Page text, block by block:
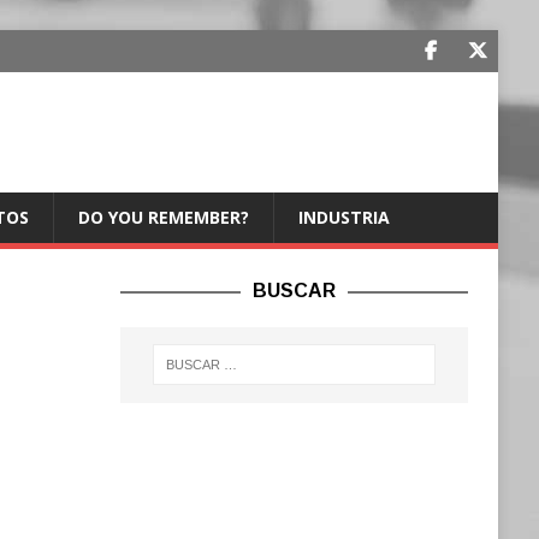
DO YOU REMEMBER? INDUSTRIA
BUSCAR